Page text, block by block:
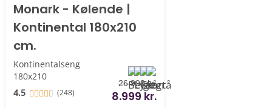
Monark - Kølende |
Kontinental 180x210
cm.
Kontinentalseng
180x210
4.5
(248)
26.999 kr.
8.999 kr.